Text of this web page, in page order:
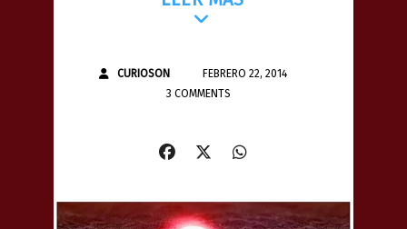
CURIOSON
FEBRERO 22, 2014
3 COMMENTS